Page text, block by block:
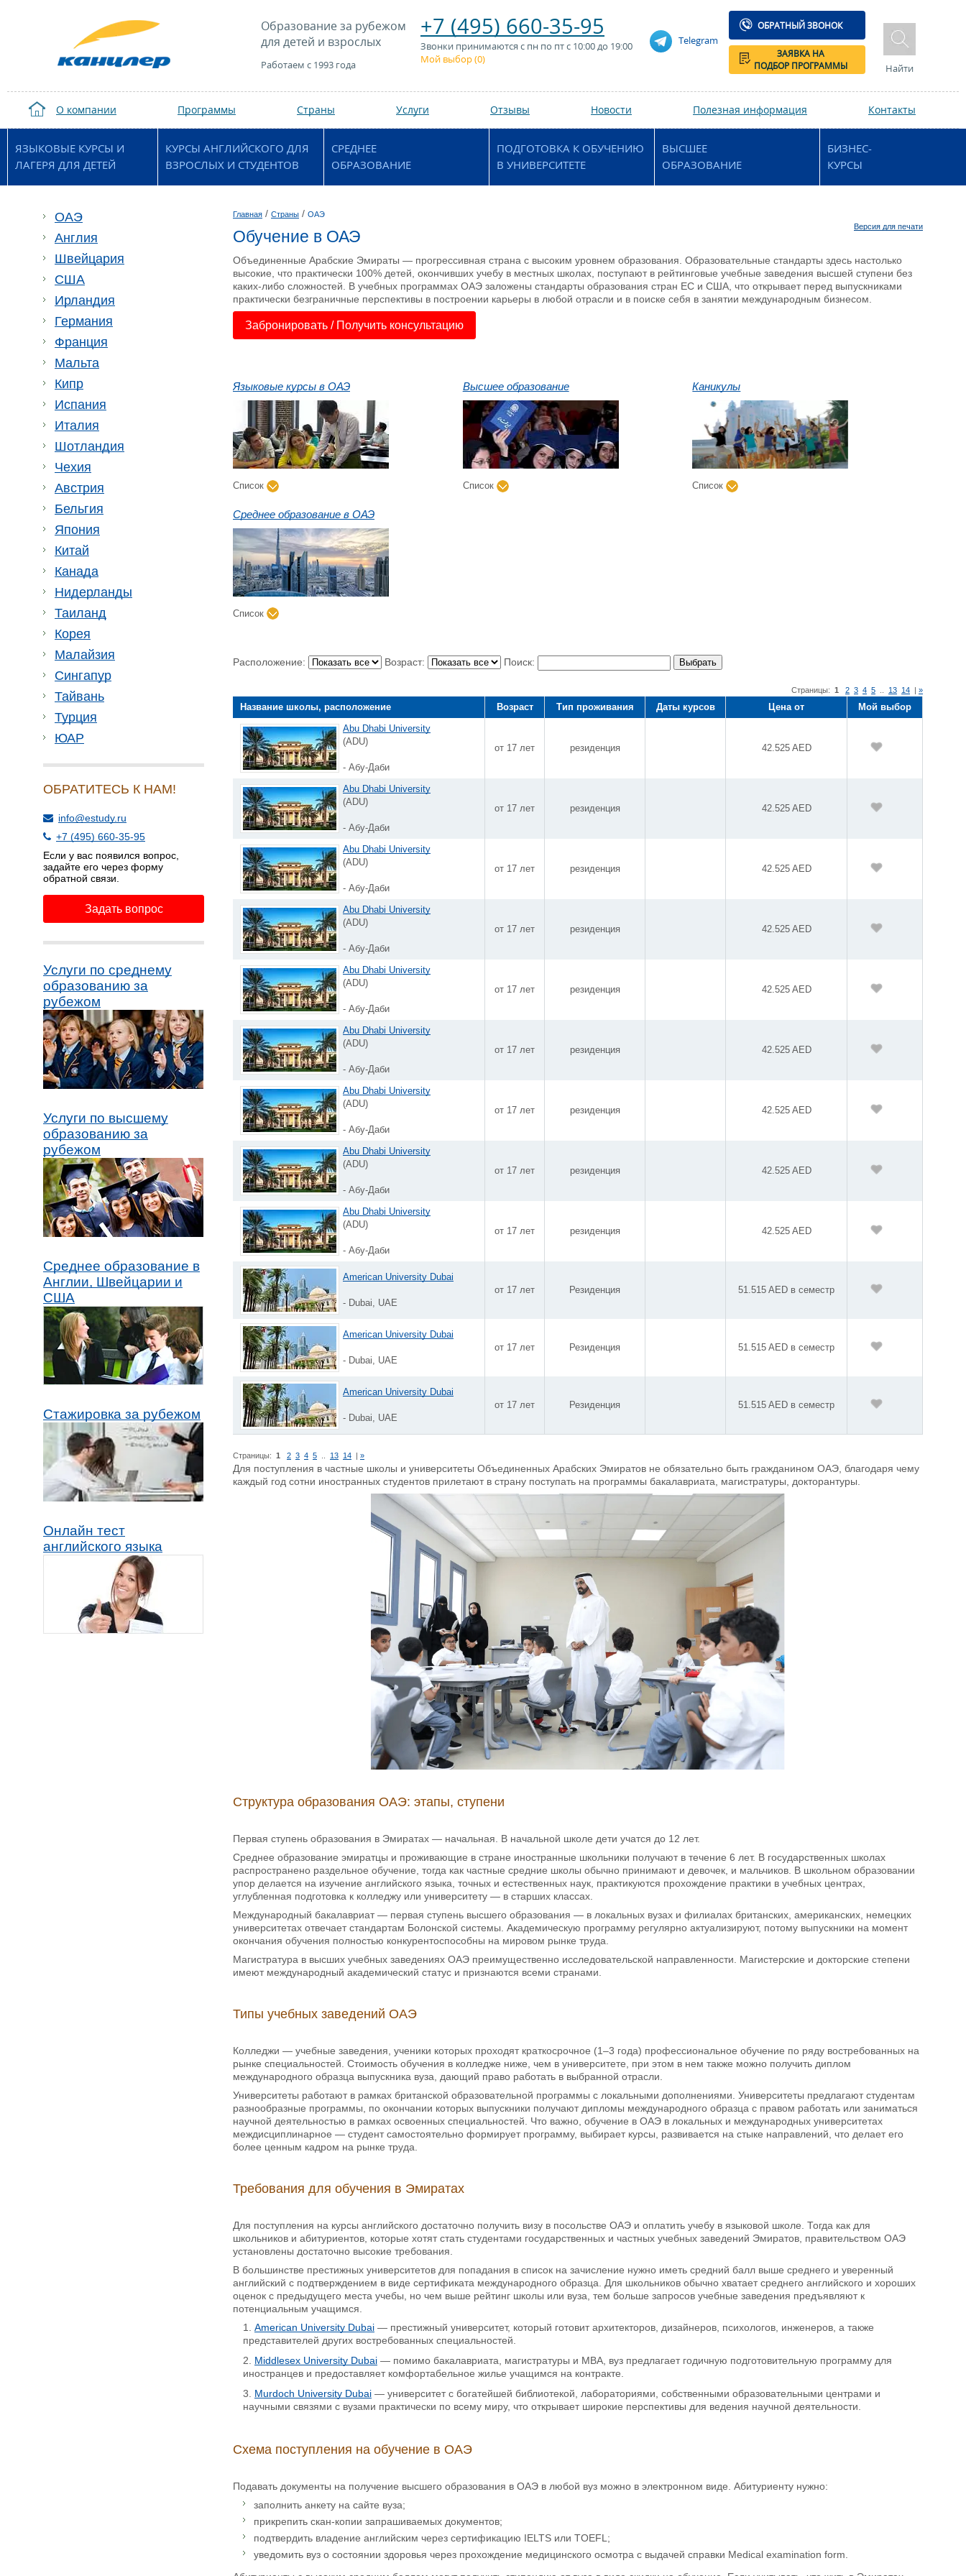
Образование за рубежом
для детей и взрослых
Работаем с 1993 года
+7 (495) 660-35-95
Звонки принимаются с пн по пт с 10:00 до 19:00
Мой выбор (0)
Telegram
ОБРАТНЫЙ ЗВОНОК
ЗАЯВКА НА
ПОДБОР ПРОГРАММЫ
Найти
О компании Программы Страны Услуги Отзывы Новости Полезная информация Контакты
ЯЗЫКОВЫЕ КУРСЫ И
ЛАГЕРЯ ДЛЯ ДЕТЕЙ
КУРСЫ АНГЛИЙСКОГО ДЛЯ
ВЗРОСЛЫХ И СТУДЕНТОВ
СРЕДНЕЕ
ОБРАЗОВАНИЕ
ПОДГОТОВКА К ОБУЧЕНИЮ
В УНИВЕРСИТЕТЕ
ВЫСШЕЕ
ОБРАЗОВАНИЕ
БИЗНЕС-
КУРСЫ
Англия
Швейцария
США
Ирландия
Германия
Франция
Мальта
Кипр
Испания
Италия
Шотландия
Чехия
Австрия
Бельгия
Япония
Китай
Канада
Нидерланды
ОАЭ
Таиланд
Корея
Малайзия
Сингапур
Тайвань
Турция
ЮАР
ОБРАТИТЕСЬ К НАМ!
info@estudy.ru
+7 (495) 660-35-95
Если у вас появился вопрос,
задайте его через форму
обратной связи.
Задать вопрос
Услуги по среднему
образованию за
рубежом
Услуги по высшему
образованию за
рубежом
Среднее образование в
Англии, Швейцарии и
США
Стажировка за рубежом
Онлайн тест
английского языка
Главная / Страны / ОАЭ
Версия для печати
Обучение в ОАЭ
Объединенные Арабские Эмираты — прогрессивная страна с высоким уровнем образования. Образовательные стандарты здесь настолько
высокие, что практически 100% детей, окончивших учебу в местных школах, поступают в рейтинговые учебные заведения высшей ступени без
каких-либо сложностей. В учебных программах ОАЭ заложены стандарты образования стран ЕС и США, что открывает перед выпускниками
практически безграничные перспективы в построении карьеры в любой отрасли и в поиске себя в занятии международным бизнесом.
Забронировать / Получить консультацию
Языковые курсы в ОАЭ
Список
Высшее образование
Список
Каникулы
Список
Среднее образование в ОАЭ
Список
Расположение: Возраст: Поиск: Выбрать
Страницы: 1 2 3 4 5 13 14 | »
Название школы, расположение Возраст Тип проживания Даты курсов Цена от
Мой выбор
Abu Dhabi University
(ADU)
- Абу-Даби
от 17 лет резиденция 42.525 AED
Abu Dhabi University
(ADU)
- Абу-Даби
от 17 лет резиденция 42.525 AED
Abu Dhabi University
(ADU)
- Абу-Даби
от 17 лет резиденция 42.525 AED
Abu Dhabi University
(ADU)
- Абу-Даби
от 17 лет резиденция 42.525 AED
Abu Dhabi University
(ADU)
- Абу-Даби
от 17 лет резиденция 42.525 AED
Abu Dhabi University
(ADU)
- Абу-Даби
от 17 лет резиденция 42.525 AED
Abu Dhabi University
(ADU)
- Абу-Даби
от 17 лет резиденция 42.525 AED
Abu Dhabi University
(ADU)
- Абу-Даби
от 17 лет резиденция 42.525 AED
Abu Dhabi University
(ADU)
- Абу-Даби
от 17 лет резиденция 42.525 AED
American University Dubai
- Dubai, UAE
от 17 лет Резиденция 51.515 AED в семестр
American University Dubai
- Dubai, UAE
от 17 лет Резиденция 51.515 AED в семестр
American University Dubai
- Dubai, UAE
от 17 лет Резиденция 51.515 AED в семестр
Страницы: 1 2 3 4 5 13 14 | »
Для поступления в частные школы и университеты Объединенных Арабских Эмиратов не обязательно быть гражданином ОАЭ, благодаря чему
каждый год сотни иностранных студентов прилетают в страну поступать на программы бакалавриата, магистратуры, докторантуры.
Структура образования ОАЭ: этапы, ступени
Первая ступень образования в Эмиратах — начальная. В начальной школе дети учатся до 12 лет.
Среднее образование эмиратцы и проживающие в стране иностранные школьники получают в течение 6 лет. В государственных школах
распространено раздельное обучение, тогда как частные средние школы обычно принимают и девочек, и мальчиков. В школьном образовании
упор делается на изучение английского языка, точных и естественных наук, практикуются прохождение практики в учебных центрах,
углубленная подготовка к колледжу или университету — в старших классах.
Международный бакалавриат — первая ступень высшего образования — в локальных вузах и филиалах британских, американских, немецких
университетах отвечает стандартам Болонской системы. Академическую программу регулярно актуализируют, потому выпускники на момент
окончания обучения полностью конкурентоспособны на мировом рынке труда.
Магистратура в высших учебных заведениях ОАЭ преимущественно исследовательской направленности. Магистерские и докторские степени
имеют международный академический статус и признаются всеми странами.
Типы учебных заведений ОАЭ
Колледжи — учебные заведения, ученики которых проходят краткосрочное (1–3 года) профессиональное обучение по ряду востребованных на
рынке специальностей. Стоимость обучения в колледже ниже, чем в университете, при этом в нем также можно получить диплом
международного образца выпускника вуза, дающий право работать в выбранной отрасли.
Университеты работают в рамках британской образовательной программы с локальными дополнениями. Университеты предлагают студентам
разнообразные программы, по окончании которых выпускники получают дипломы международного образца с правом работать или заниматься
научной деятельностью в рамках освоенных специальностей. Что важно, обучение в ОАЭ в локальных и международных университетах
междисциплинарное — студент самостоятельно формирует программу, выбирает курсы, развивается на стыке направлений, что делает его
более ценным кадром на рынке труда.
Требования для обучения в Эмиратах
Для поступления на курсы английского достаточно получить визу в посольстве ОАЭ и оплатить учебу в языковой школе. Тогда как для
школьников и абитуриентов, которые хотят стать студентами государственных и частных учебных заведений Эмиратов, правительством ОАЭ
установлены достаточно высокие требования.
В большинстве престижных университетов для попадания в список на зачисление нужно иметь средний балл выше среднего и уверенный
английский с подтверждением в виде сертификата международного образца. Для школьников обычно хватает среднего английского и хороших
оценок с предыдущего места учебы, но чем выше рейтинг школы или вуза, тем больше запросов учебные заведения предъявляют к
потенциальным учащимся.
American University Dubai — престижный университет, который готовит архитекторов, дизайнеров, психологов, инженеров, а также
представителей других востребованных специальностей.
Middlesex University Dubai — помимо бакалавриата, магистратуры и МВА, вуз предлагает годичную подготовительную программу для
иностранцев и предоставляет комфортабельное жилье учащимся на контракте.
Murdoch University Dubai — университет с богатейшей библиотекой, лабораториями, собственными образовательными центрами и
научными связями с вузами практически по всему миру, что открывает широкие перспективы для ведения научной деятельности.
Схема поступления на обучение в ОАЭ
Подавать документы на получение высшего образования в ОАЭ в любой вуз можно в электронном виде. Абитуриенту нужно:
заполнить анкету на сайте вуза;
прикрепить скан-копии запрашиваемых документов;
подтвердить владение английским через сертификацию IELTS или TOEFL;
уведомить вуз о состоянии здоровья через прохождение медицинского осмотра с выдачей справки Medical examination form.